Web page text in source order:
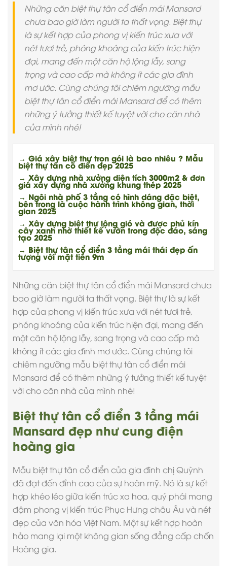
Những căn biệt thự tân cổ điển mái Mansard
chưa bao giờ làm người ta thất vọng. Biệt thự
là sự kết hợp của phong vị kiến trúc xưa với
nét tươi trẻ, phóng khoáng của kiến trúc hiện
đại, mang đến một căn hộ lộng lẫy, sang
trọng và cao cấp mà không ít các gia đình
mơ ước. Cùng chúng tôi chiêm ngưỡng mẫu
biệt thự tân cổ điển mái Mansard để có thêm
những ý tưởng thiết kế tuyệt vời cho căn nhà
của mình nhé!
→ Giá xây biệt thự trọn gói là bao nhiêu ? Mẫu
biệt thự tân cổ điển đẹp 2025
→ Xây dựng nhà xưởng diện tích 3000m2 & đơn
giá xây dựng nhà xưởng khung thép 2025
→ Ngôi nhà phố 3 tầng có hình dáng đặc biệt,
bên trong là cuộc hành trình không gian, thời
gian 2025
→ Xây dựng biệt thự lộng gió và được phủ kín
cây xanh nhờ thiết kế vườn trong độc đáo, sáng
tạo 2025
→ Biệt thự tân cổ điển 3 tầng mái thái đẹp ấn
tượng với mặt tiền 9m
Những căn biệt thự tân cổ điển mái Mansard chưa
bao giờ làm người ta thất vọng. Biệt thự là sự kết
hợp của phong vị kiến trúc xưa với nét tươi trẻ,
phóng khoáng của kiến trúc hiện đại, mang đến
một căn hộ lộng lẫy, sang trọng và cao cấp mà
không ít các gia đình mơ ước. Cùng chúng tôi
chiêm ngưỡng mẫu biệt thự tân cổ điển mái
Mansard để có thêm những ý tưởng thiết kế tuyệt
vời cho căn nhà của mình nhé!
Biệt thự tân cổ điển 3 tầng mái
Mansard đẹp như cung điện
hoàng gia
Mẫu biệt thự tân cổ điển của gia đình chị Quỳnh
đã đạt đến đỉnh cao của sự hoàn mỹ. Nó là sự kết
hợp khéo léo giữa kiến trúc xa hoa, quý phái mang
đậm phong vị kiến trúc Phục Hưng châu Âu và nét
đẹp của văn hóa Việt Nam. Một sự kết hợp hoàn
hảo mang lại một không gian sống đẳng cấp chốn
Hoàng gia.